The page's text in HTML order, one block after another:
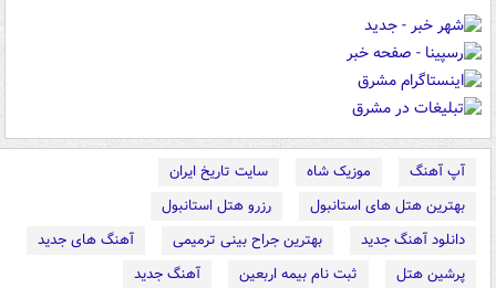
آپ آهنگ موزیک شاه
سایت تاریخ ایران
بهترین هتل های استانبول
رزرو هتل استانبول
دانلود آهنگ جدید
بهترین جراح بینی ترمیمی
آهنگ های جدید
پرشین هتل
ثبت نام بیمه اربعین
آهنگ جدید